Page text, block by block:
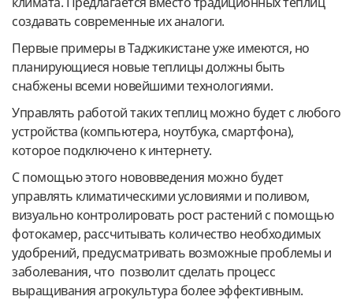
создавать современные их аналоги.
Первые примеры в Таджикистане уже имеются, но
планирующиеся новые теплицы должны быть
снабжены всеми новейшими технологиями.
Управлять работой таких теплиц можно будет с любого
устройства (компьютера, ноутбука, смартфона),
которое подключено к интернету.
С помощью этого нововведения можно будет
управлять климатическими условиями и поливом,
визуально контролировать рост растений с помощью
фотокамер, рассчитывать количество необходимых
удобрений, предусматривать возможные проблемы и
заболевания, что позволит сделать процесс
выращивания агрокультура более эффективным.